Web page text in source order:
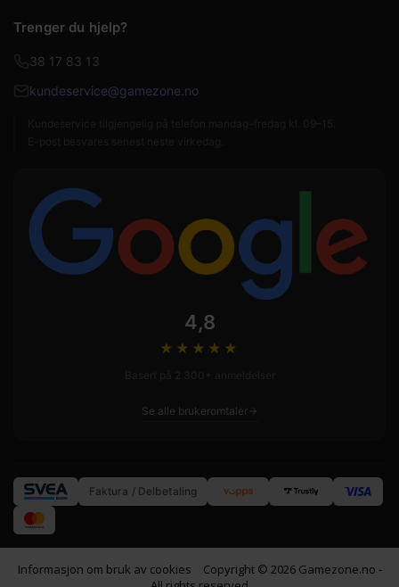
Trenger du hjelp?
38 17 83 13
kundeservice@gamezone.no
4,8
★★★★ ★
Se alle brukeromtaler
Faktura / Delbetaling
Informasjon om bruk av cookies
Copyright © 2026 Gamezone.no -